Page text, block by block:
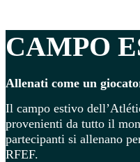
CAMPO
Allenati come un
Il campo estivo
provenienti da tutto il
partecipanti si allenano
RFEF.